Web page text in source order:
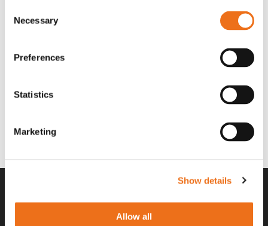
Selection
Necessary
Preferences
Statistics
Marketing
Show details
Allow all
Lägg till i varukorg
Rotor teeth 8t/6k 7.5Gr/8 R6/14 Rotor teeth 8t/6k 0Gr/8 R6/14